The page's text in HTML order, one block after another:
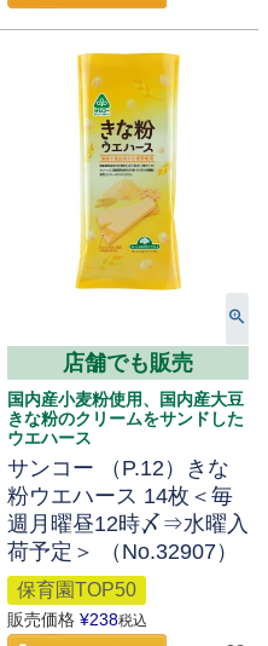
店舗でも販売
国内産小麦粉使用、国内産大豆
きな粉のクリームをサンドした
ウエハース
サンコー （P.12）きな
粉ウエハース 14枚＜毎
週月曜昼12時〆⇒水曜入
荷予定＞ （No.32907）
保育園TOP50
販売価格 ¥238税込